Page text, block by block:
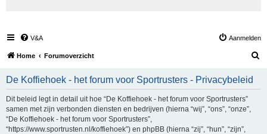
V&A Aanmelden
Home Forumoverzicht
De Koffiehoek - het forum voor Sportrusters - Privacybeleid
Dit beleid legt in detail uit hoe “De Koffiehoek - het forum voor Sportrusters”
samen met zijn verbonden diensten en bedrijven (hierna “wij”, “ons”, “onze”,
“De Koffiehoek - het forum voor Sportrusters”,
“https://www.sportrusten.nl/koffiehoek”) en phpBB (hierna “zij”, “hun”, “zijn”,